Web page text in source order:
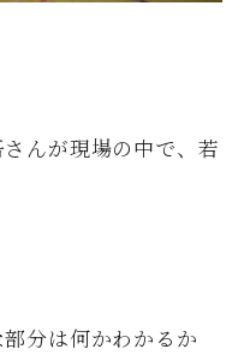
んが現場の中で、若
部分は何かわかるか